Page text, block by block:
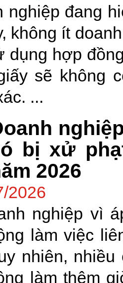
nghiệp đang
không ít
dụng hợp
sẽ không
...
bị xử
2026
2026
nghiệp vì
làm việc
nhiên,
làm thêm